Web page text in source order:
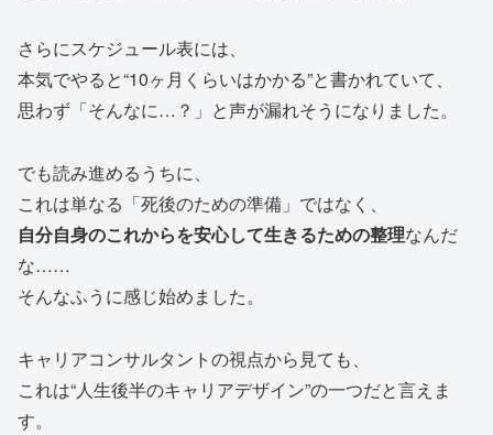
さらにスケジュール表には、
本気でやると“10ヶ月くらいはかかる”と書かれていて、
思わず「そんなに…？」と声が漏れそうになりました。
でも読み進めるうちに、
これは単なる「死後のための準備」ではなく、
自分自身のこれからを安心して生きるための整理なんだ
な……
そんなふうに感じ始めました。
キャリアコンサルタントの視点から見ても、
これは“人生後半のキャリアデザイン”の一つだと言えま
す。